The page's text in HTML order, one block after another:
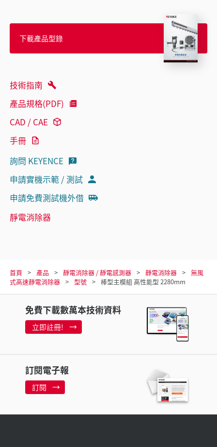
下載產品型錄
技術指南
產品規格(PDF)
CAD / CAE
手冊
詢問 KEYENCE
申請實機示範 / 測試
申請免費測試機外借
靜電消除器
首頁 產品 靜電消除器 / 靜電感測器 靜電消除器
無風
式高速靜電消除器
型號 棒型主模組 高性能型 2280mm
免費下載數萬本技術資料
立即註冊!
訂閱電子報
訂閱